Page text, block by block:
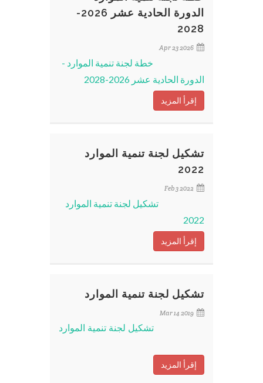
الدورة الحادية عشر 2026-
2028
خطة لجنة تنمية الموارد -
الدورة الحادية عشر 2026-2028
إقرأ المزيد
تشكيل لجنة تنمية الموارد
2022
تشكيل لجنة تنمية الموارد
2022
إقرأ المزيد
تشكيل لجنة تنمية الموارد
تشكيل لجنة تنمية الموارد
إقرأ المزيد